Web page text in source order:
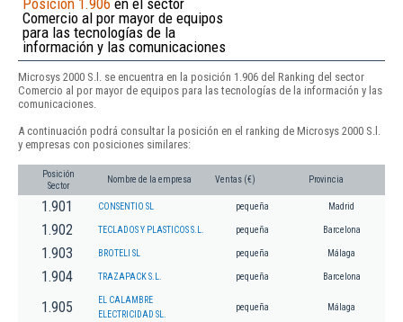
Comercio al por mayor de equipos
para las tecnologías de la
información y las comunicaciones
Microsys 2000 S.l. se encuentra en la posición 1.906 del Ranking del sector
Comercio al por mayor de equipos para las tecnologías de la información y las
comunicaciones.
A continuación podrá consultar la posición en el ranking de Microsys 2000 S.l.
y empresas con posiciones similares:
Posición
Sector
Nombre de la empresa Ventas (€) Provincia
1.901 CONSENTIO SL pequeña Madrid
1.902 TECLADOS Y PLASTICOS S.L. pequeña Barcelona
1.903 BROTELI SL pequeña Málaga
1.904 TRAZAPACK S.L. pequeña Barcelona
1.905
EL CALAMBRE
ELECTRICIDAD SL.
pequeña Málaga